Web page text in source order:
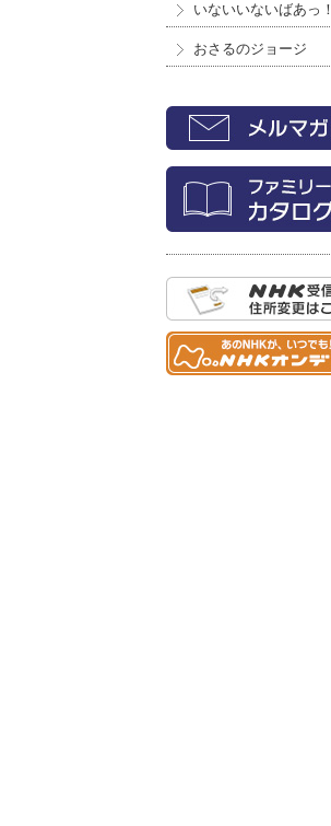
いないいないばあっ！
おさるのジョージ